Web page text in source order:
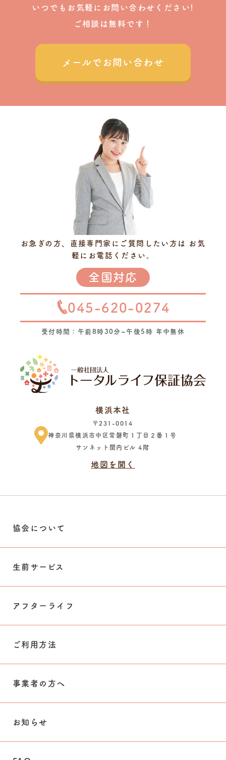
いつでもお気軽にお問い合わせください!
ご相談は無料です！
メールでお問い合わせ
お急ぎの方、直接専門家にご質問したい方は
お気
軽にお電話ください。
全国対応
045-620-0274
受付時間：午前8時30分~午後5時 年中無休
横浜本社
〒231-0014
神奈川県横浜市中区常磐町１丁目２番１号
サンネット関内ビル 4階
地図を開く
協会について
生前サービス
アフターライフ
ご利用方法
事業者の方へ
お知らせ